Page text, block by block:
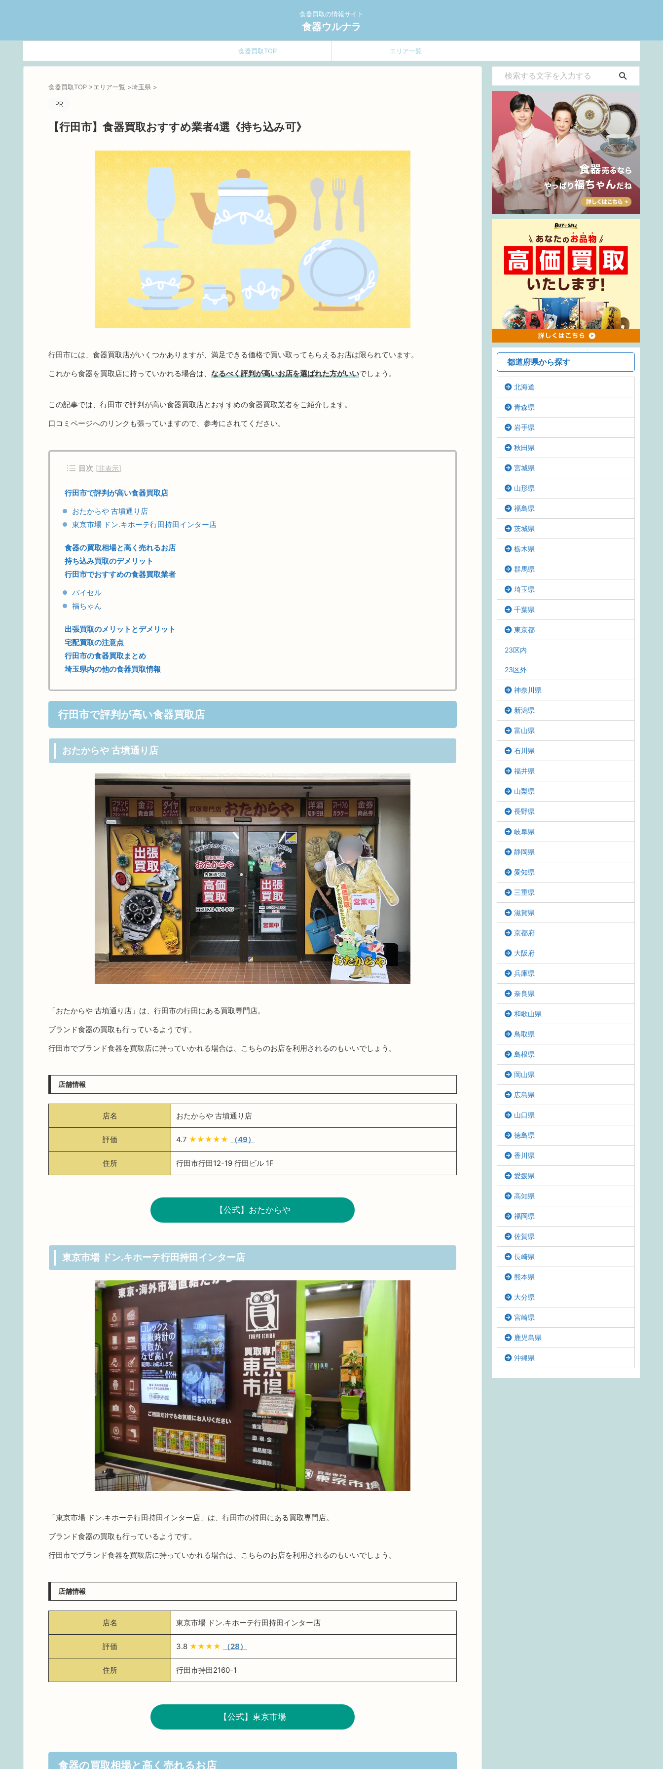
食器買取の情報サイト
食器ウルナラ
食器買取TOP エリア一覧
食器買取TOP >エリア一覧 >埼玉県 >
【行田市】食器買取おすすめ業者4選《持ち込み可》
行田市には、食器買取店がいくつかありますが、満足できる価格で買い取ってもらえるお店は限られています。
これから食器を買取店に持っていかれる場合は、 なるべく評判が高いお店を選ばれた方がいいでしょう。
この記事では、行田市で評判が高い食器買取店とおすすめの食器買取業者をご紹介します。
口コミページへのリンクも張っていますので、参考にされてください。
目次 [非表示]
行田市で評判が高い食器買取店
おたからや 古墳通り店
東京市場 ドン.キホーテ行田持田インター店
食器の買取相場と高く売れるお店
持ち込み買取のデメリット
行田市でおすすめの食器買取業者
バイセル
福ちゃん
出張買取のメリットとデメリット
宅配買取の注意点
行田市の食器買取まとめ
埼玉県内の他の食器買取情報
行田市で評判が高い食器買取店
おたからや 古墳通り店
「おたからや 古墳通り店」は、行田市の行田にある買取専門店。
ブランド食器の買取も行っているようです。
行田市でブランド食器を買取店に持っていかれる場合は、こちらのお店を利用されるのもいいでしょう。
店舗情報
店名 おたからや 古墳通り店
評価 4.7 ★★★★★ （49）
住所 行田市行田12-19 行田ビル 1F
【公式】おたからや
東京市場 ドン.キホーテ行田持田インター店
「東京市場 ドン.キホーテ行田持田インター店」は、行田市の持田にある買取専門店。
ブランド食器の買取も行っているようです。
行田市でブランド食器を買取店に持っていかれる場合は、こちらのお店を利用されるのもいいでしょう。
店舗情報
店名 東京市場 ドン.キホーテ行田持田インター店
評価 3.8 ★★★★ （28）
住所 行田市持田2160-1
【公式】東京市場
食器の買取相場と高く売れるお店
都道府県から探す
北海道
青森県
岩手県
秋田県
宮城県
山形県
福島県
茨城県
栃木県
群馬県
埼玉県
千葉県
東京都
23区内
23区外
神奈川県
新潟県
富山県
石川県
福井県
山梨県
長野県
岐阜県
静岡県
愛知県
三重県
滋賀県
京都府
大阪府
兵庫県
奈良県
和歌山県
鳥取県
島根県
岡山県
広島県
山口県
徳島県
香川県
愛媛県
高知県
福岡県
佐賀県
長崎県
熊本県
大分県
宮崎県
鹿児島県
沖縄県